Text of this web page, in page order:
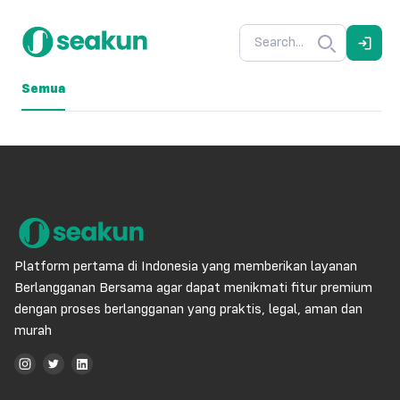
Semua
Platform pertama di Indonesia yang memberikan layanan
Berlangganan Bersama agar dapat menikmati fitur premium
dengan proses berlangganan yang praktis, legal, aman dan
murah